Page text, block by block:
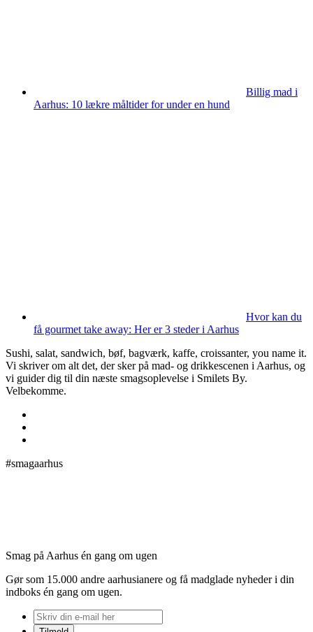
Billig mad i
Aarhus: 10 lækre måltider for under en hund
Hvor kan du
få gourmet take away: Her er 3 steder i Aarhus
Sushi, salat, sandwich, bøf, bagværk, kaffe, croissanter, you name it.
Vi skriver om alt det, der sker på mad- og drikkescenen i Aarhus, og
vi guider dig til din næste smagsoplevelse i Smilets By.
Velbekomme.
#smagaarhus
Smag på Aarhus én gang om ugen
Gør som 15.000 andre aarhusianere og få madglade nyheder i din
indboks én gang om ugen.